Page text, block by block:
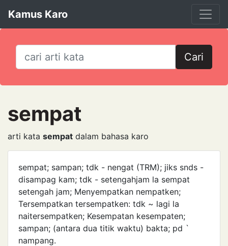
Kamus Karo
Cari
sempat
arti kata sempat dalam bahasa karo
sempat; sampan; tdk - nengat (TRM); jiks snds -
disampag kam; tdk - setengahjam la sempat
setengah jam; Menyempatkan nempatken;
Tersempatkan tersempatken: tdk ~ lagi la
naitersempatken; Kesempatan kesempaten;
sampan; (antara dua titik waktu) bakta; pd `
nampang.